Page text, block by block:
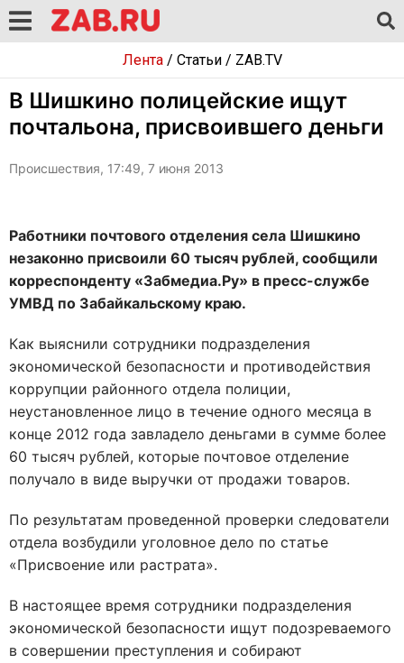
Лента/ Статьи/ ZAB.TV
В Шишкино полицейские ищут
почтальона, присвоившего деньги
Происшествия, 17:49, 7 июня 2013
Работники почтового отделения села Шишкино
незаконно присвоили 60 тысяч рублей, сообщили
корреспонденту «Забмедиа.Ру» в пресс-службе
УМВД по Забайкальскому краю.
Как выяснили сотрудники подразделения
экономической безопасности и противодействия
коррупции районного отдела полиции,
неустановленное лицо в течение одного месяца в
конце 2012 года завладело деньгами в сумме более
60 тысяч рублей, которые почтовое отделение
получало в виде выручки от продажи товаров.
По результатам проведенной проверки следователи
отдела возбудили уголовное дело по статье
«Присвоение или растрата».
В настоящее время сотрудники подразделения
экономической безопасности ищут подозреваемого
в совершении преступления и собирают